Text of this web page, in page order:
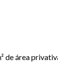
de área